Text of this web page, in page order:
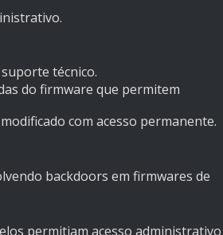
técnico.
do firmware que permitem
com acesso permanente.
backdoors em firmwares de
permitiam acesso administrativo